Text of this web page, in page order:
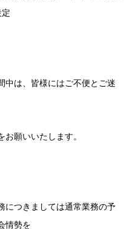
中は、皆様にはご不便とご迷
願いいたします。
につきましては通常業務の予
情勢を